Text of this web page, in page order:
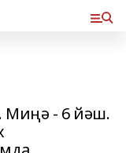
Миңә - 6 йәш.